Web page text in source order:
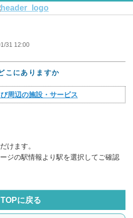
31 12:00
こにありますか
周辺の施設・サービス
けます。
ジの駅情報より駅を選択してご確認
TOPに戻る